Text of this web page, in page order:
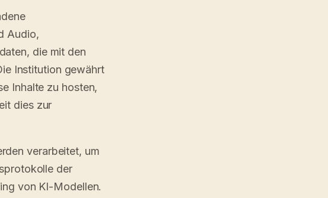
Audio,
die mit den
Institution gewährt
Inhalte zu hosten,
dies zur
verarbeitet, um
der
von KI-Modellen.